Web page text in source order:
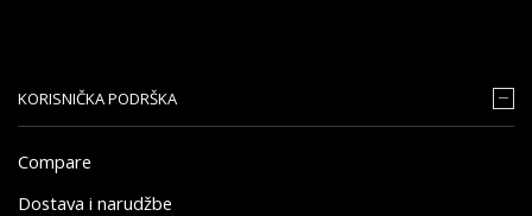
KORISNIČKA PODRŠKA
Compare
Dostava i narudžbe